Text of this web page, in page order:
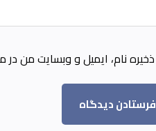
ذخیره نام، ایمیل و وبسایت من
فرستادن دیدگاه